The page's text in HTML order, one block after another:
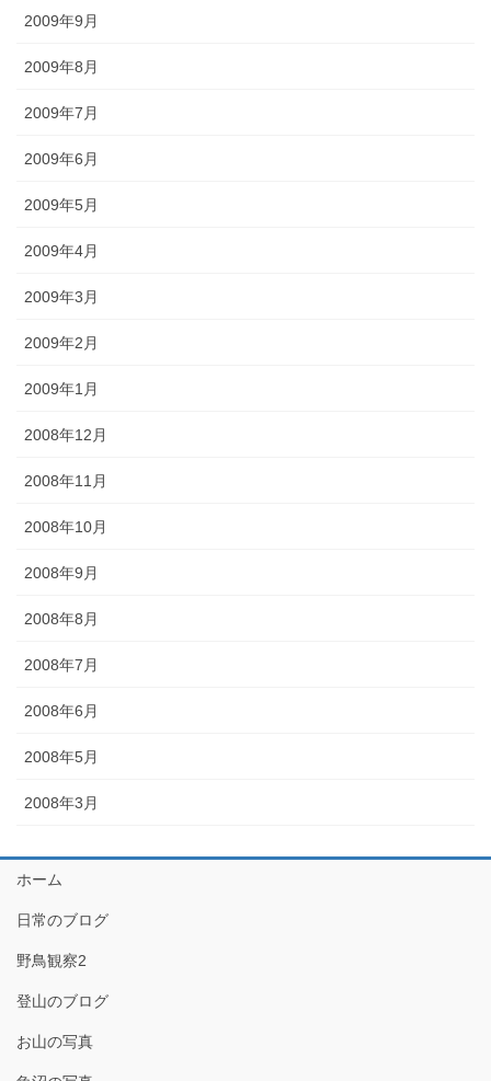
2009年9月
2009年8月
2009年7月
2009年6月
2009年5月
2009年4月
2009年3月
2009年2月
2009年1月
2008年12月
2008年11月
2008年10月
2008年9月
2008年8月
2008年7月
2008年6月
2008年5月
2008年3月
ホーム
日常のブログ
野鳥観察2
登山のブログ
お山の写真